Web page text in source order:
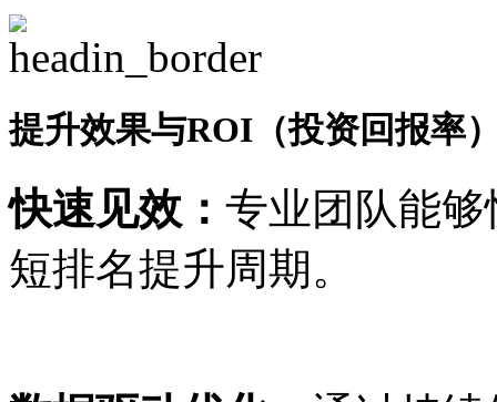
提升效果与ROI（投资回报率
快速见效： 专业团队能
短排名提升周期。